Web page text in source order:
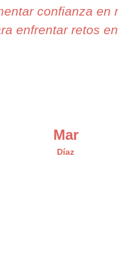
confianza en
enfrentar retos
Mar
Díaz